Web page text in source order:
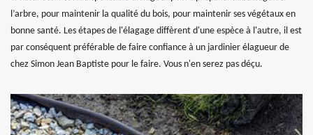
l’arbre, pour maintenir la qualité du bois, pour maintenir ses végétaux en
bonne santé. Les étapes de l'élagage diffèrent d'une espèce à l'autre, il est
par conséquent préférable de faire confiance à un jardinier élagueur de
chez Simon Jean Baptiste pour le faire. Vous n'en serez pas déçu.